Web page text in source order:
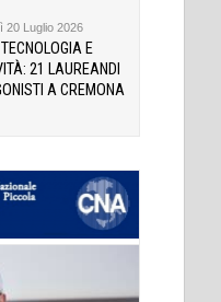
20 Luglio 2026
E
21 LAUREANDI
A CREMONA